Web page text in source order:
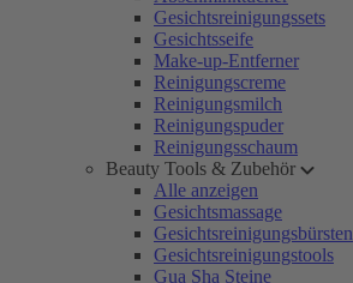
Gesichtsreinigungssets
Gesichtsseife
Make-up-Entferner
Reinigungscreme
Reinigungsmilch
Reinigungspuder
Reinigungsschaum
Beauty Tools & Zubehör
Alle anzeigen
Gesichtsmassage
Gesichtsreinigungsbürsten
Gesichtsreinigungstools
Gua Sha Steine